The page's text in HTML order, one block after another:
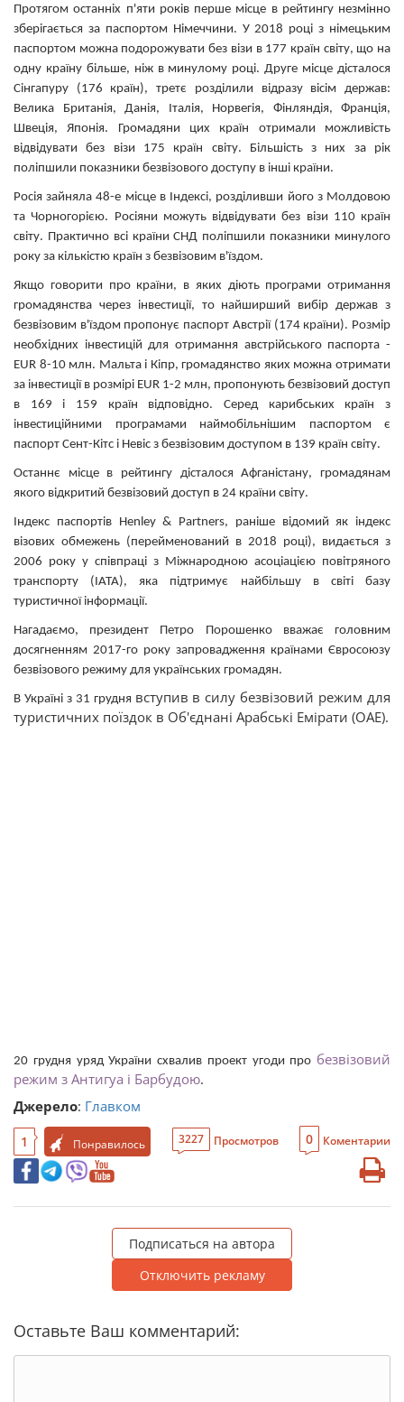
Протягом останніх п'яти років перше місце в рейтингу незмінно
зберігається за паспортом Німеччини. У 2018 році з німецьким
паспортом можна подорожувати без візи в 177 країн світу, що на
одну країну більше, ніж в минулому році. Друге місце дісталося
Сінгапуру (176 країн), третє розділили відразу вісім держав:
Велика Британія, Данія, Італія, Норвегія, Фінляндія, Франція,
Швеція, Японія. Громадяни цих країн отримали можливість
відвідувати без візи 175 країн світу. Більшість з них за рік
поліпшили показники безвізового доступу в інші країни.
Росія зайняла 48-е місце в Індексі, розділивши його з Молдовою
та Чорногорією. Росіяни можуть відвідувати без візи 110 країн
світу. Практично всі країни СНД поліпшили показники минулого
року за кількістю країн з безвізовим в'їздом.
Якщо говорити про країни, в яких діють програми отримання
громадянства через інвестиції, то найширший вибір держав з
безвізовим в'їздом пропонує паспорт Австрії (174 країни). Розмір
необхідних інвестицій для отримання австрійського паспорта -
EUR 8-10 млн. Мальта і Кіпр, громадянство яких можна отримати
за інвестиції в розмірі EUR 1-2 млн, пропонують безвізовий доступ
в 169 і 159 країн відповідно. Серед карибських країн з
інвестиційними програмами наймобільнішим паспортом є
паспорт Сент-Кітс і Невіс з безвізовим доступом в 139 країн світу.
Останнє місце в рейтингу дісталося Афганістану, громадянам
якого відкритий безвізовий доступ в 24 країни світу.
Індекс паспортів Henley & Partners, раніше відомий як індекс
візових обмежень (перейменований в 2018 році), видається з
2006 року у співпраці з Міжнародною асоціацією повітряного
транспорту (IATA), яка підтримує найбільшу в світі базу
туристичної інформації.
Нагадаємо, президент Петро Порошенко вважає головним
досягненням 2017-го року запровадження країнами Євросоюзу
безвізового режиму для українських громадян.
В Україні з 31 грудня вступив в силу безвізовий режим для
туристичних поїздок в Об'єднані Арабські Емірати (ОАЕ).
20 грудня уряд України схвалив проект угоди про безвізовий
режим з Антигуа і Барбудою.
Джерело: Главком
1 Понравилось 3227 Просмотров 0 Коментарии
Подписаться на автора
Отключить рекламу
Оставьте Ваш комментарий: